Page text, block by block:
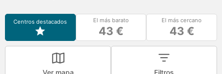
Centros destacados El más barato
43 €
El más cercano
43 €
Ver mapa Filtros